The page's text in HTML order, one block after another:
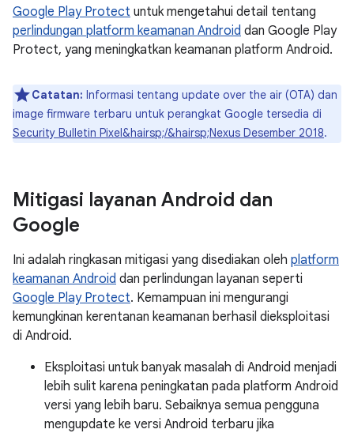
Google Play Protect untuk mengetahui detail tentang
perlindungan platform keamanan Android dan Google Play
Protect, yang meningkatkan keamanan platform Android.
Catatan: Informasi tentang update over the air (OTA) dan
image firmware terbaru untuk perangkat Google tersedia di
Security Bulletin Pixel&hairsp;/&hairsp;Nexus Desember 2018.
Mitigasi layanan Android dan
Google
Ini adalah ringkasan mitigasi yang disediakan oleh platform
keamanan Android dan perlindungan layanan seperti
Google Play Protect. Kemampuan ini mengurangi
kemungkinan kerentanan keamanan berhasil dieksploitasi
di Android.
Eksploitasi untuk banyak masalah di Android menjadi
lebih sulit karena peningkatan pada platform Android
versi yang lebih baru. Sebaiknya semua pengguna
mengupdate ke versi Android terbaru jika